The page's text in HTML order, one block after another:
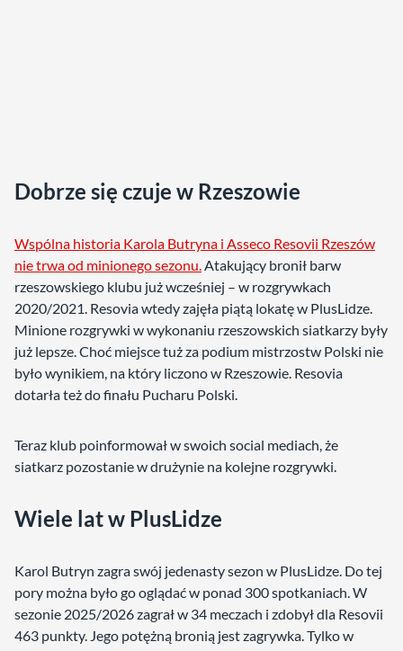
Dobrze się czuje w Rzeszowie
Wspólna historia Karola Butryna i Asseco Resovii Rzeszów
nie trwa od minionego sezonu.Atakujący bronił barw
rzeszowskiego klubu już wcześniej – w rozgrywkach
2020/2021. Resovia wtedy zajęła piątą lokatę w PlusLidze.
Minione rozgrywki w wykonaniu rzeszowskich siatkarzy były
już lepsze. Choć miejsce tuż za podium mistrzostw Polski nie
było wynikiem, na który liczono w Rzeszowie. Resovia
dotarła też do finału Pucharu Polski.
Teraz klub poinformował w swoich social mediach, że
siatkarz pozostanie w drużynie na kolejne rozgrywki.
Wiele lat w PlusLidze
Karol Butryn zagra swój jedenasty sezon w PlusLidze. Do tej
pory można było go oglądać w ponad 300 spotkaniach. W
sezonie 2025/2026 zagrał w 34 meczach i zdobył dla Resovii
463 punkty. Jego potężną bronią jest zagrywka. Tylko w